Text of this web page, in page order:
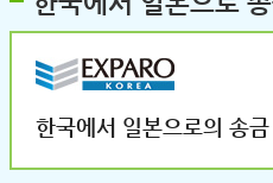
한국에서 일본으로의 송